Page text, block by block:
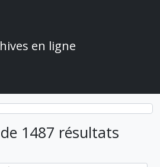
en ligne
1487 résultats